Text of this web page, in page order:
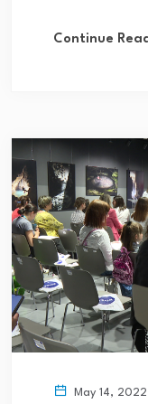
Continue
May 14, 2022